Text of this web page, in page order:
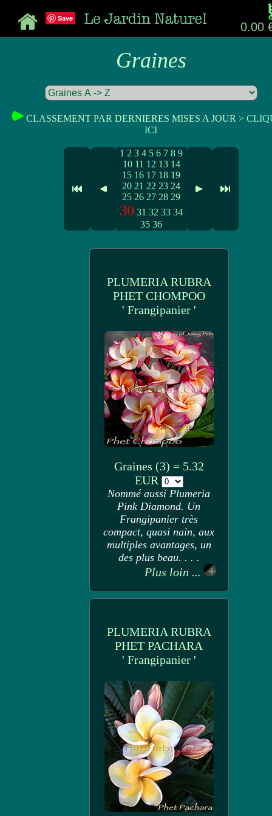
0.00
Save
Graines
CLASSEMENT PAR DERNIERES MISES A JOUR >
ICI
1 2 3 4 5 6 7 8 9
10 11 12 13 14
15 16 17 18 19
20 21 22 23 24
25 26 27 28 29
30 31 32 33 34
35 36
PLUMERIA RUBRA
PHET CHOMPOO
' Frangipanier '
Graines (3) = 5.32
EUR
Nommé aussi Plumeria
Pink Diamond. Un
Frangipanier très
compact, quasi nain, aux
multiples avantages, un
des plus beau. . . .
Plus loin ...
PLUMERIA RUBRA
PHET PACHARA
' Frangipanier '